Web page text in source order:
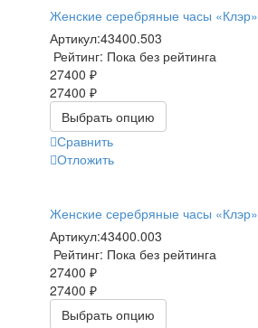
Женские серебряные часы «Клэр»
Артикул:43400.503
Рейтинг: Пока без рейтинга
27400 ₽
27400 ₽
Выбрать опцию
Сравнить
Отложить
Женские серебряные часы «Клэр»
Артикул:43400.003
Рейтинг: Пока без рейтинга
27400 ₽
27400 ₽
Выбрать опцию